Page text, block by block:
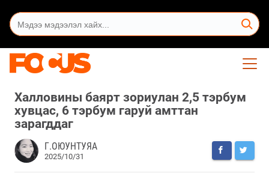
Халловины баярт зориулан 2,5 тэрбум
хувцас, 6 тэрбум гаруй амттан
зарагддаг
Г.ОЮУНТУЯА
2025/10/31